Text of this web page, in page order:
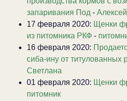
запаривания Под - Алексей
17 февраля 2020: Щенки
из питомника РКФ -
16 февраля 2020:
сиба-ину от титулованных
Светлана
01 февраля 2020: Щенки
питомник